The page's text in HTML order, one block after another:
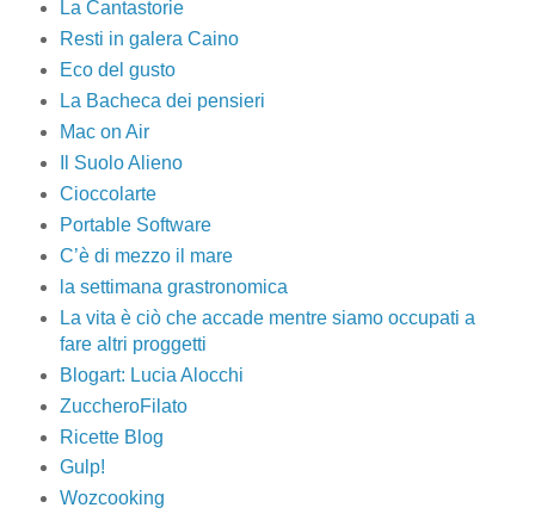
La Cantastorie
Resti in galera Caino
Eco del gusto
La Bacheca dei pensieri
Mac on Air
Il Suolo Alieno
Cioccolarte
Portable Software
C’è di mezzo il mare
la settimana grastronomica
La vita è ciò che accade mentre siamo occupati a
fare altri proggetti
Blogart: Lucia Alocchi
ZuccheroFilato
Ricette Blog
Gulp!
Wozcooking